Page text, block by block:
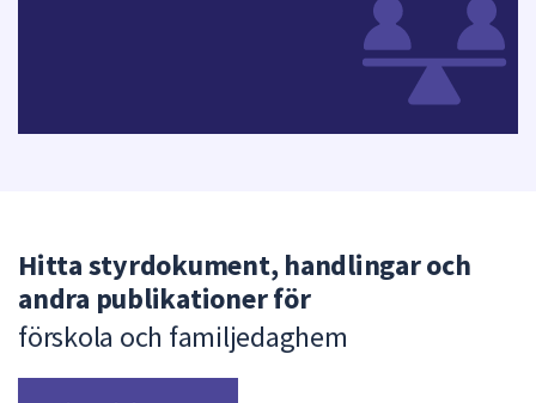
Hitta styrdokument, handlingar och
andra publikationer för
förskola och familjedaghem